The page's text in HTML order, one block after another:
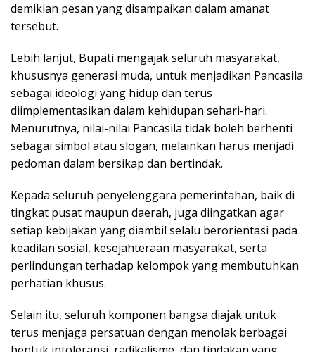
demikian pesan yang disampaikan dalam amanat
tersebut.
Lebih lanjut, Bupati mengajak seluruh masyarakat,
khususnya generasi muda, untuk menjadikan Pancasila
sebagai ideologi yang hidup dan terus
diimplementasikan dalam kehidupan sehari-hari.
Menurutnya, nilai-nilai Pancasila tidak boleh berhenti
sebagai simbol atau slogan, melainkan harus menjadi
pedoman dalam bersikap dan bertindak.
Kepada seluruh penyelenggara pemerintahan, baik di
tingkat pusat maupun daerah, juga diingatkan agar
setiap kebijakan yang diambil selalu berorientasi pada
keadilan sosial, kesejahteraan masyarakat, serta
perlindungan terhadap kelompok yang membutuhkan
perhatian khusus.
Selain itu, seluruh komponen bangsa diajak untuk
terus menjaga persatuan dengan menolak berbagai